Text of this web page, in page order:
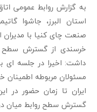
به گزارش روابط عمومی
استان البرز، جاشوا
صنعت چای کنیا با مدیران
خرسندی از گسترش سطح
داشت: اخیرا در جلسه ای
مسئولان مربوطه اطمینان
ایران تا زمان حضور در
گسترش سطح روابط میان